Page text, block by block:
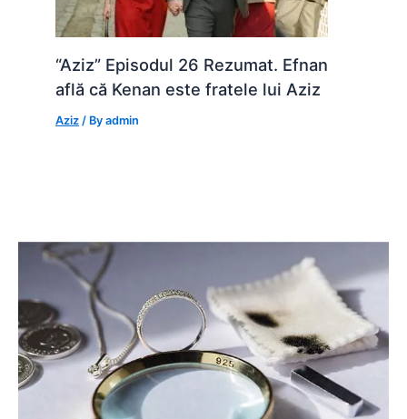
“Aziz” Episodul 26 Rezumat. Efnan
află că Kenan este fratele lui Aziz
Aziz / Byadmin